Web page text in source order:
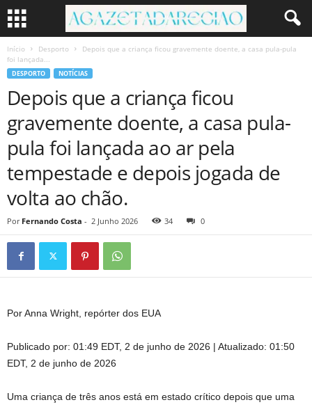
Início Desporto
Depois que a criança ficou gravemente doente, a casa pula-pula
foi lançada...
DESPORTO NOTÍCIAS
Depois que a criança ficou
gravemente doente, a casa pula-
pula foi lançada ao ar pela
tempestade e depois jogada de
volta ao chão.
Por Fernando Costa - 2 Junho 2026 34 0
Por Anna Wright, repórter dos EUA
Publicado por: 01:49 EDT, 2 de junho de 2026 | Atualizado: 01:50
EDT, 2 de junho de 2026
Uma criança de três anos está em estado crítico depois que uma